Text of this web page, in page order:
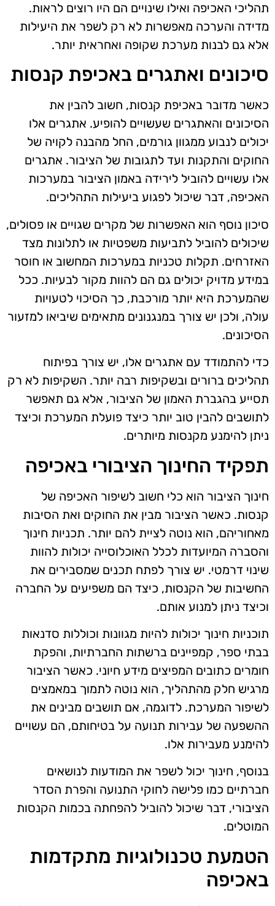
תהליכי האכיפה ואילו שינויים הם היו רוצים לראות.
מדידה והערכה מאפשרות לא רק לשפר את היעילות
אלא גם לבנות מערכת שקופה ואחראית יותר.
סיכונים ואתגרים באכיפת קנסות
כאשר מדובר באכיפת קנסות, חשוב להבין את
הסיכונים והאתגרים שעשויים להופיע. אתגרים אלו
יכולים לנבוע ממגוון גורמים, החל מהבנה לקויה של
החוקים והתקנות ועד לתגובות של הציבור. אתגרים
אלו עשויים להוביל לירידה באמון הציבור במערכות
האכיפה, דבר שיכול לפגוע ביעילות התהליכים.
סיכון נוסף הוא האפשרות של מקרים שגויים או פסולים,
שיכולים להוביל לתביעות משפטיות או לתלונות מצד
האזרחים. תקלות טכניות במערכות המחשוב או חוסר
במידע מדויק יכולים גם הם להוות מקור לבעיות. ככל
שהמערכת היא יותר מורכבת, כך הסיכוי לטעויות
עולה, ולכן יש צורך במנגנונים מתאימים שיביאו למזעור
הסיכונים.
כדי להתמודד עם אתגרים אלו, יש צורך בפיתוח
תהליכים ברורים ובשקיפות רבה יותר. השקיפות לא רק
תסייע בהגברת האמון של הציבור, אלא גם תאפשר
לתושבים להבין טוב יותר כיצד פועלת המערכת וכיצד
ניתן להימנע מקנסות מיותרים.
תפקיד החינוך הציבורי באכיפה
חינוך הציבור הוא כלי חשוב לשיפור האכיפה של
קנסות. כאשר הציבור מבין את החוקים ואת הסיבות
מאחוריהם, הוא נוטה לציית להם יותר. תכניות חינוך
והסברה המיועדות לכלל האוכלוסייה יכולות להוות
שינוי דרמטי. יש צורך לפתח תכנים שמסבירים את
החשיבות של הקנסות, כיצד הם משפיעים על החברה
וכיצד ניתן למנוע אותם.
תוכניות חינוך יכולות להיות מגוונות וכוללות סדנאות
בבתי ספר, קמפיינים ברשתות החברתיות, והפקת
חומרים כתובים המפיצים מידע חיוני. כאשר הציבור
מרגיש חלק מהתהליך, הוא נוטה לתמוך במאמצים
לשיפור המערכת. לדוגמה, אם תושבים מבינים את
ההשפעה של עבירות תנועה על בטיחותם, הם עשויים
להימנע מעבירות אלו.
בנוסף, חינוך יכול לשפר את המודעות לנושאים
חברתיים כמו פלישה לחוקי התנועה והפרת הסדר
הציבורי, דבר שיכול להוביל להפחתה בכמות הקנסות
המוטלים.
הטמעת טכנולוגיות מתקדמות
באכיפה